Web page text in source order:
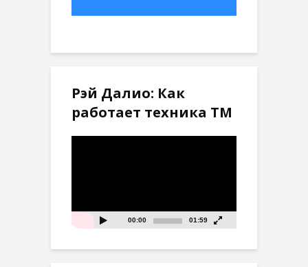
Рэй Далио: Как
работает техника ТМ
00:00 01:59